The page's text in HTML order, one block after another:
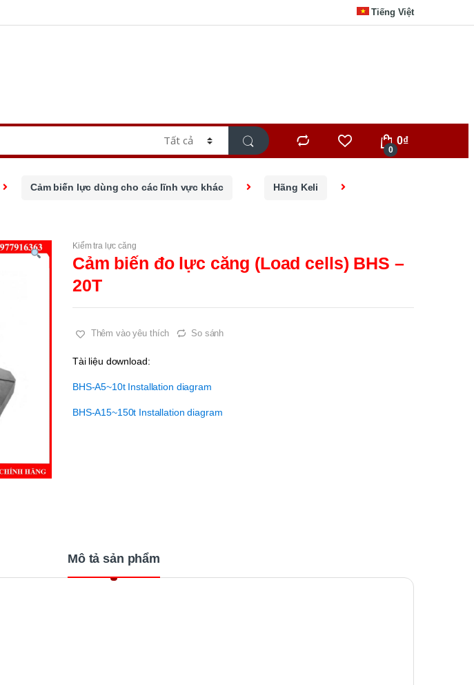
Tiếng Việt
0
0₫
Cảm biến lực dùng cho các lĩnh vực khác Hãng Keli
Kiểm tra lực căng
Cảm biến đo lực căng (Load cells) BHS –
20T
Thêm vào yêu thích So sánh
Tài liệu download:
BHS-A5~10t Installation diagram
BHS-A15~150t Installation diagram
Mô tả sản phẩm